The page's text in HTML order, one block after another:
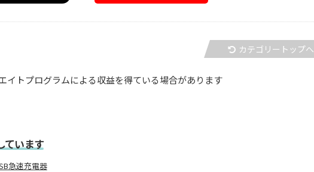
カテゴリートップへ
イトプログラムによる収益を得ている場合があります
ています
急速充電器